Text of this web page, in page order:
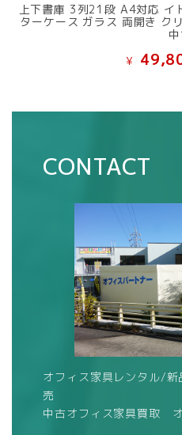
上下書庫 3列21段 A4対応
ターケース ガラス 両開き ク
¥
CONTACT
オフィス家具レンタル/
売
中古オフィス家具買取